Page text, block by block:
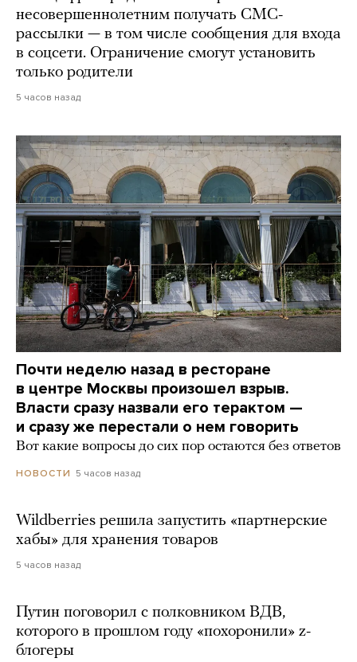
несовершеннолетним получать СМС-
рассылки — в том числе сообщения для входа
в соцсети. Ограничение смогут установить
только родители
5 часов назад
Почти неделю назад в ресторане
в центре Москвы произошел взрыв.
Власти сразу назвали его терактом —
и сразу же перестали о нем говорить
Вот какие вопросы до сих пор остаются без ответов
НОВОСТИ 5 часов назад
Wildberries решила запустить «партнерские
хабы» для хранения товаров
5 часов назад
Путин поговорил с полковником ВДВ,
которого в прошлом году «похоронили» z-
блогеры